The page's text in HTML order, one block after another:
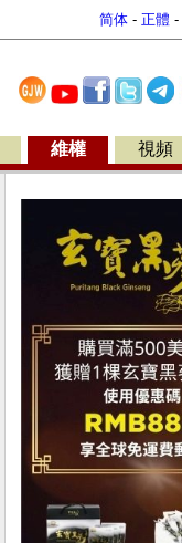
简体 - 正體 -
維權 視頻